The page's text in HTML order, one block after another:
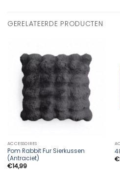
GERELATEERDE PRODUCTEN
ACCESSOIRES
Pom Rabbit Fur Sierkussen
(Antraciet)
€14,99
€